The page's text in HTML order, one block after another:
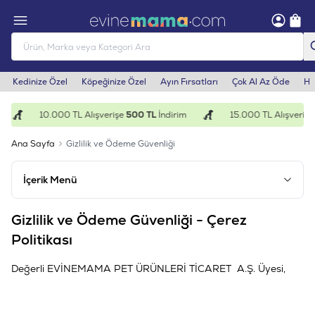
Kedinize Özel Köpeğinize Özel Ayın Fırsatları Çok Al Az Öde
10.000 TL Alışverişe500 TLİndirim 15.000 TL Alışverişe
Ana Sayfa Gizlilik ve Ödeme Güvenliği
İçerik Menü
Gizlilik ve Ödeme Güvenliği - Çerez
Politikası
Değerli EVİNEMAMA PET ÜRÜNLERİ TİCARET A.Ş. Üyesi,